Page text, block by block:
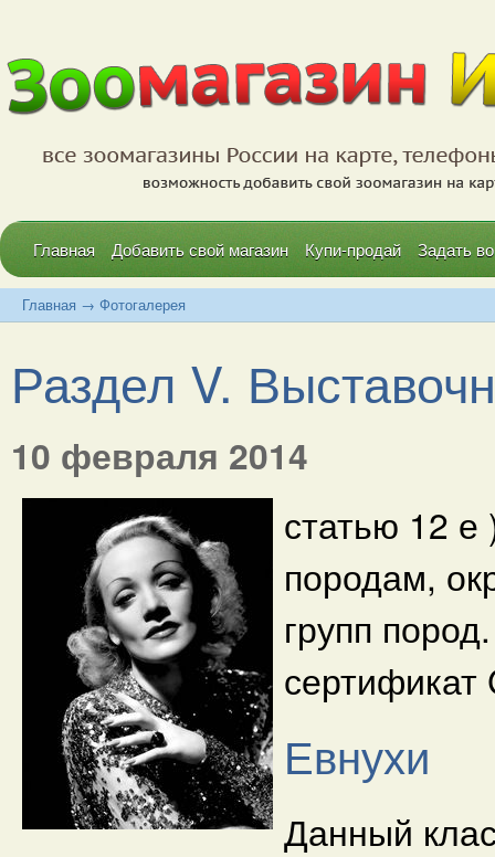
Главная Добавить свой магазин Купи-продай Задать
Главная → Фотогалерея
Раздел V.
10 февраля 2014
статью 12 е
породам,
групп
сертификат
Евнухи
Данный